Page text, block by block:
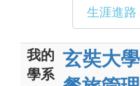
生涯進路
我的
學系
玄奘大學